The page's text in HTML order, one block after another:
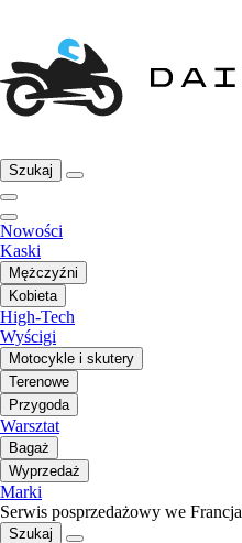
Szukaj
Nowości
Kaski
Mężczyźni
Kobieta
High-Tech
Wyścigi
Motocykle i skutery
Terenowe
Przygoda
Warsztat
Bagaż
Wyprzedaż
Marki
Serwis posprzedażowy we Francja
Szukaj